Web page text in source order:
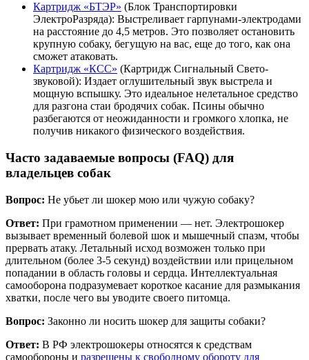
Картридж «БТЭР» (Блок Транспортировки
ЭлектроРазряда): Выстреливает гарпунами-электродами
на расстояние до 4,5 метров. Это позволяет остановить
крупную собаку, бегущую на вас, еще до того, как она
сможет атаковать.
Картридж «КСС» (Картридж Сигнальный Свето-
звуковой): Издает оглушительный звук выстрела и
мощную вспышку. Это идеальное нелетальное средство
для разгона стаи бродячих собак. Псины обычно
разбегаются от неожиданности и громкого хлопка, не
получив никакого физического воздействия.
Часто задаваемые вопросы (FAQ) для
владельцев собак
Вопрос: Не убьет ли шокер мою или чужую собаку?
Ответ: При грамотном применении — нет. Электрошокер
вызывает временный болевой шок и мышечный спазм, чтобы
прервать атаку. Летальный исход возможен только при
длительном (более 3-5 секунд) воздействии или прицельном
попадании в область головы и сердца. Интеллектуальная
самооборона подразумевает короткое касание для размыкания
хватки, после чего вы уводите своего питомца.
Вопрос: Законно ли носить шокер для защиты собаки?
Ответ: В РФ электрошокеры относятся к средствам
самообороны и разрешены к свободному обороту для